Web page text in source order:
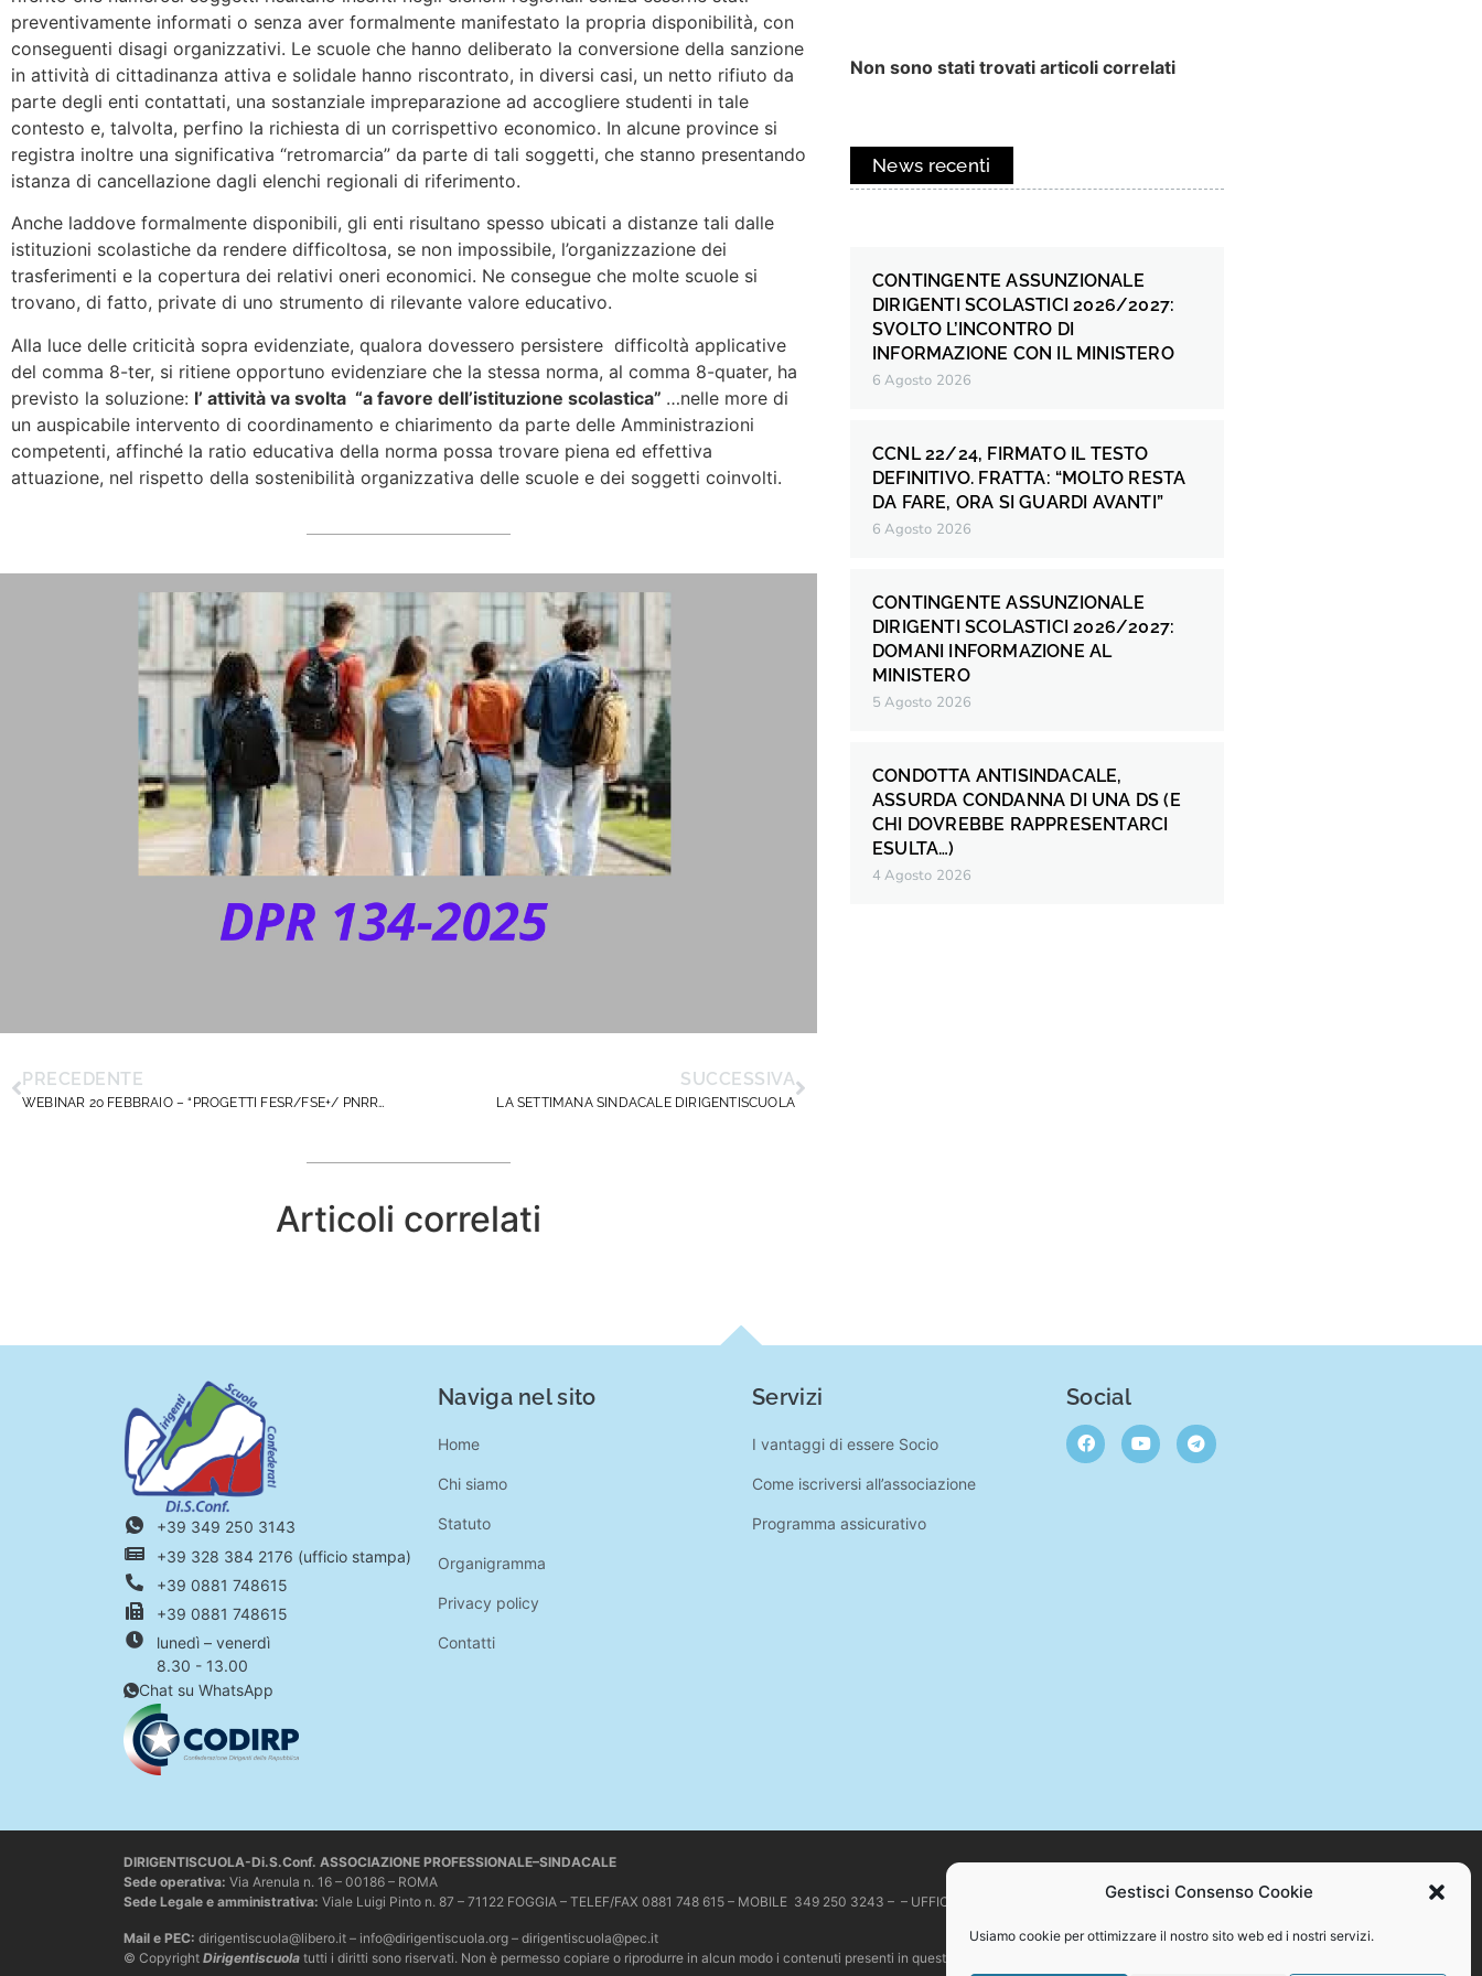
Gestisci Consenso Cookie
Usiamo cookie per ottimizzare il nostro sito web ed i nostri servizi.
preventivamente informati o senza aver formalmente manifestato la propria disponibilità, con
conseguenti disagi organizzativi. Le scuole che hanno deliberato la conversione della sanzione
in attività di cittadinanza attiva e solidale hanno riscontrato, in diversi casi, un netto rifiuto da
parte degli enti contattati, una sostanziale impreparazione ad accogliere studenti in tale
contesto e, talvolta, perfino la richiesta di un corrispettivo economico. In alcune province si
registra inoltre una significativa “retromarcia” da parte di tali soggetti, che stanno presentando
istanza di cancellazione dagli elenchi regionali di riferimento.
Anche laddove formalmente disponibili, gli enti risultano spesso ubicati a distanze tali dalle
istituzioni scolastiche da rendere difficoltosa, se non impossibile, l’organizzazione dei
trasferimenti e la copertura dei relativi oneri economici. Ne consegue che molte scuole si
trovano, di fatto, private di uno strumento di rilevante valore educativo.
Alla luce delle criticità sopra evidenziate, qualora dovessero persistere difficoltà applicative
del comma 8-ter, si ritiene opportuno evidenziare che la stessa norma, al comma 8-quater, ha
previsto la soluzione: l’ attività va svolta “a favore dell’istituzione scolastica” …nelle more di
un auspicabile intervento di coordinamento e chiarimento da parte delle Amministrazioni
competenti, affinché la ratio educativa della norma possa trovare piena ed effettiva
attuazione, nel rispetto della sostenibilità organizzativa delle scuole e dei soggetti coinvolti.
PRECEDENTE
WEBINAR 20 FEBBRAIO – “PROGETTI FESR/FSE+/ PNRR/ Esiti del Tavolo tecnico del MIM”
SUCCESSIVA
LA SETTIMANA SINDACALE DIRIGENTISCUOLA
Articoli correlati
Non sono stati trovati articoli correlati
News recenti
CONTINGENTE ASSUNZIONALE
DIRIGENTI SCOLASTICI 2026/2027:
SVOLTO L’INCONTRO DI
INFORMAZIONE CON IL MINISTERO
6 Agosto 2026
CCNL 22/24, FIRMATO IL TESTO
DEFINITIVO. FRATTA: “MOLTO RESTA
DA FARE, ORA SI GUARDI AVANTI”
6 Agosto 2026
CONTINGENTE ASSUNZIONALE
DIRIGENTI SCOLASTICI 2026/2027:
DOMANI INFORMAZIONE AL
MINISTERO
5 Agosto 2026
CONDOTTA ANTISINDACALE,
ASSURDA CONDANNA DI UNA DS (E
CHI DOVREBBE RAPPRESENTARCI
ESULTA…)
4 Agosto 2026
+39 349 250 3143
+39 328 384 2176 (ufficio stampa)
+39 0881 748615
+39 0881 748615
lunedì – venerdì
8.30 - 13.00
Chat su WhatsApp
Naviga nel sito
Home
Chi siamo
Statuto
Organigramma
Privacy policy
Contatti
Servizi
I vantaggi di essere Socio
Come iscriversi all’associazione
Programma assicurativo
Social
DIRIGENTISCUOLA-Di.S.Conf. ASSOCIAZIONE PROFESSIONALE–SINDACALE
Sede operativa: Via Arenula n. 16 – 00186 – ROMA
Sede Legale e amministrativa: Viale Luigi Pinto n. 87 – 71122 FOGGIA – TELEF/FAX 0881 748 615 – MOBILE 349 250 3243 – – UFFICIO STAMPA +39 328 384 2176 – C.F. 94086870717
Mail e PEC: dirigentiscuola@libero.it – info@dirigentiscuola.org – dirigentiscuola@pec.it
© Copyright Dirigentiscuola tutti i diritti sono riservati. Non è permesso copiare o riprodurre in alcun modo i contenuti presenti in questo sito se non con espresso consenso scritto del proprietario.